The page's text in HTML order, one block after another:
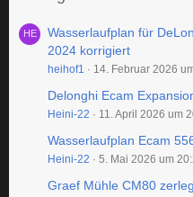
Wasserlaufplan für
2024 korrigiert
heihof1 14. Februar 2026
Delonghi Ecam
Heini-22 11. April 2026 um
Wasserlaufplan Ecam
Heini-22 5. Mai 2026 um
Graef Mühle CM80